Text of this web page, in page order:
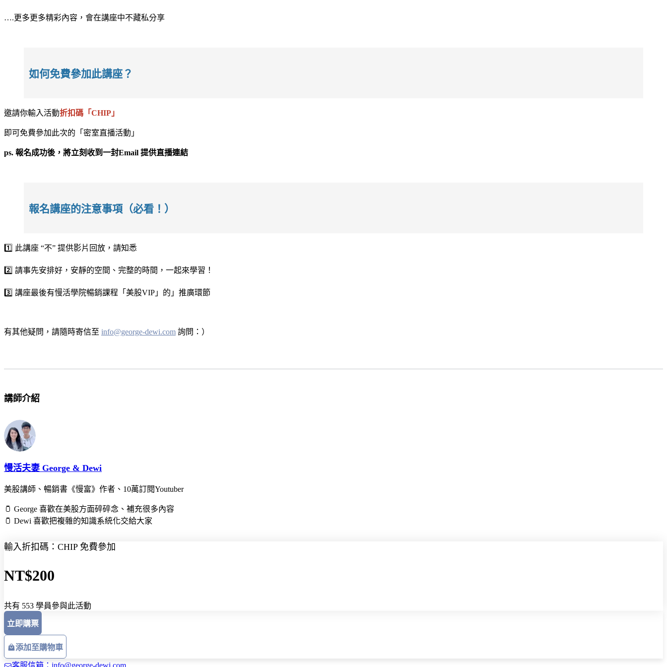
….更多更多精彩內容，會在講座中不藏私分享
如何免費參加此講座？
邀請你輸入活動折扣碼「CHIP」
即可免費參加此次的「密室直播活動」
ps. 報名成功後，將立刻收到一封Email 提供直播連結
報名講座的注意事項（必看！）
1️⃣ 此講座 “不” 提供影片回放，請知悉
2️⃣ 請事先安排好，安靜的空間、完整的時間，一起來學習！
3️⃣ 講座最後有慢活學院暢銷課程「美股VIP」的」推廣環節
有其他疑問，請隨時寄信至 info@george-dewi.com 詢問：）
講師介紹
慢活夫妻 George & Dewi
美股講師、暢銷書《慢富》作者、10萬訂閱Youtuber
🫙 George 喜歡在美股方面碎碎念、補充很多內容
🫙 Dewi 喜歡把複雜的知識系統化交給大家
輸入折扣碼：CHIP 免費參加
NT$200
共有 553 學員參與此活動
立即購票
添加至購物車